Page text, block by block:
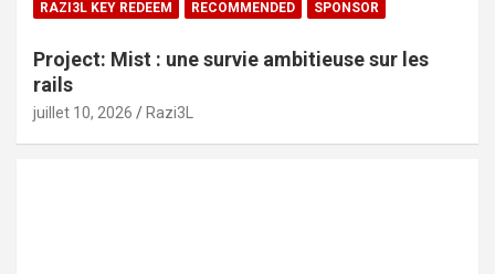
RAZI3L KEY REDEEM
RECOMMENDED SPONSOR
Project: Mist : une survie ambitieuse sur les
rails
juillet 10, 2026 Razi3L